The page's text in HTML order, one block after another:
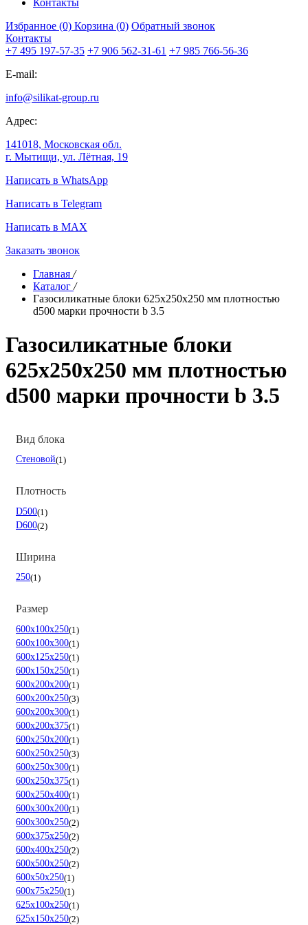
Избранное (0) Корзина (0) Обратный звонок
Контакты
+7 495 197-57-35 +7 906 562-31-61 +7 985 766-56-36
E-mail:
info@silikat-group.ru
Адрес:
141018, Московская обл.
г. Мытищи, ул. Лётная, 19
Написать в WhatsApp
Написать в Telegram
Написать в MAX
Заказать звонок
Главная /
Каталог /
Газосиликатные блоки 625х250х250 мм плотностью
d500 марки прочности b 3.5
Газосиликатные блоки
625х250х250 мм плотностью
d500 марки прочности b 3.5
Вид блока
Стеновой 1
Плотность
D500 1
D600 2
Ширина
250 1
Размер
600х100х250 1
600х100х300 1
600х125х250 1
600х150х250 1
600х200х200 1
600х200х250 3
600х200х300 1
600х200х375 1
600х250х200 1
600х250х250 3
600х250х300 1
600х250х375 1
600х250х400 1
600х300х200 1
600х300х250 2
600х375х250 2
600х400х250 2
600х500х250 2
600х50х250 1
600х75х250 1
625х100х250 1
625х150х250 2